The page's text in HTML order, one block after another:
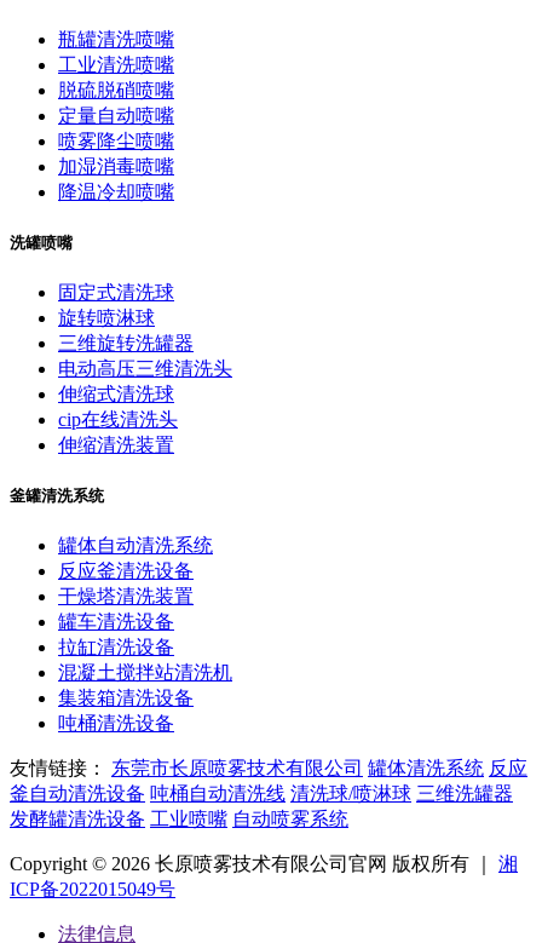
瓶罐清洗喷嘴
工业清洗喷嘴
脱硫脱硝喷嘴
定量自动喷嘴
喷雾降尘喷嘴
加湿消毒喷嘴
降温冷却喷嘴
洗罐喷嘴
固定式清洗球
旋转喷淋球
三维旋转洗罐器
电动高压三维清洗头
伸缩式清洗球
cip在线清洗头
伸缩清洗装置
釜罐清洗系统
罐体自动清洗系统
反应釜清洗设备
干燥塔清洗装置
罐车清洗设备
拉缸清洗设备
混凝土搅拌站清洗机
集装箱清洗设备
吨桶清洗设备
友情链接： 东莞市长原喷雾技术有限公司 罐体清洗系统 反应
釜自动清洗设备 吨桶自动清洗线 清洗球/喷淋球 三维洗罐器
发酵罐清洗设备 工业喷嘴 自动喷雾系统
Copyright © 2026 长原喷雾技术有限公司官网 版权所有 ｜ 湘
ICP备2022015049号
法律信息